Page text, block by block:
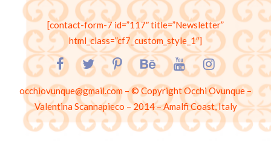
[contact-form-7 id=”117″ title=”Newsletter”
html_class=”cf7_custom_style_1″]
occhiovunque@gmail.com – © Copyright Occhi Ovunque –
Valentina Scannapieco – 2014 – Amalfi Coast, Italy